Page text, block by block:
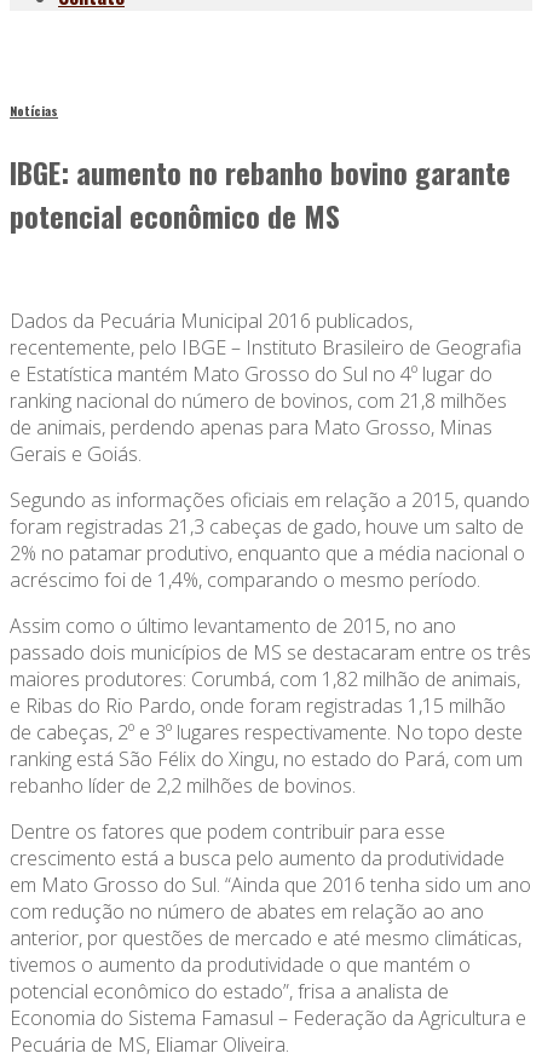
Notícias
IBGE: aumento no rebanho bovino garante
potencial econômico de MS
Dados da Pecuária Municipal 2016 publicados,
recentemente, pelo IBGE – Instituto Brasileiro de Geografia
e Estatística mantém Mato Grosso do Sul no 4º lugar do
ranking nacional do número de bovinos, com 21,8 milhões
de animais, perdendo apenas para Mato Grosso, Minas
Gerais e Goiás.
Segundo as informações oficiais em relação a 2015, quando
foram registradas 21,3 cabeças de gado, houve um salto de
2% no patamar produtivo, enquanto que a média nacional o
acréscimo foi de 1,4%, comparando o mesmo período.
Assim como o último levantamento de 2015, no ano
passado dois municípios de MS se destacaram entre os três
maiores produtores: Corumbá, com 1,82 milhão de animais,
e Ribas do Rio Pardo, onde foram registradas 1,15 milhão
de cabeças, 2º e 3º lugares respectivamente. No topo deste
ranking está São Félix do Xingu, no estado do Pará, com um
rebanho líder de 2,2 milhões de bovinos.
Dentre os fatores que podem contribuir para esse
crescimento está a busca pelo aumento da produtividade
em Mato Grosso do Sul. “Ainda que 2016 tenha sido um ano
com redução no número de abates em relação ao ano
anterior, por questões de mercado e até mesmo climáticas,
tivemos o aumento da produtividade o que mantém o
potencial econômico do estado”, frisa a analista de
Economia do Sistema Famasul – Federação da Agricultura e
Pecuária de MS, Eliamar Oliveira.